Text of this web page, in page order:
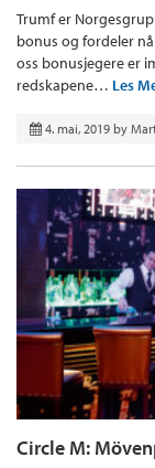
Trumf er
bonus og fordeler
oss bonusjegere er
redskapene… Les
4. mai, 2019 by
Circle M: